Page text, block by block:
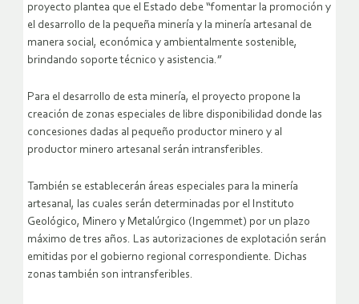
proyecto plantea que el Estado debe “fomentar la promoción y
el desarrollo de la pequeña minería y la minería artesanal de
manera social, económica y ambientalmente sostenible,
brindando soporte técnico y asistencia.”
Para el desarrollo de esta minería, el proyecto propone la
creación de zonas especiales de libre disponibilidad donde las
concesiones dadas al pequeño productor minero y al
productor minero artesanal serán intransferibles.
También se establecerán áreas especiales para la minería
artesanal, las cuales serán determinadas por el Instituto
Geológico, Minero y Metalúrgico (Ingemmet) por un plazo
máximo de tres años. Las autorizaciones de explotación serán
emitidas por el gobierno regional correspondiente. Dichas
zonas también son intransferibles.